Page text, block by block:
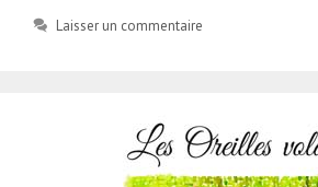
Laisser un commentaire